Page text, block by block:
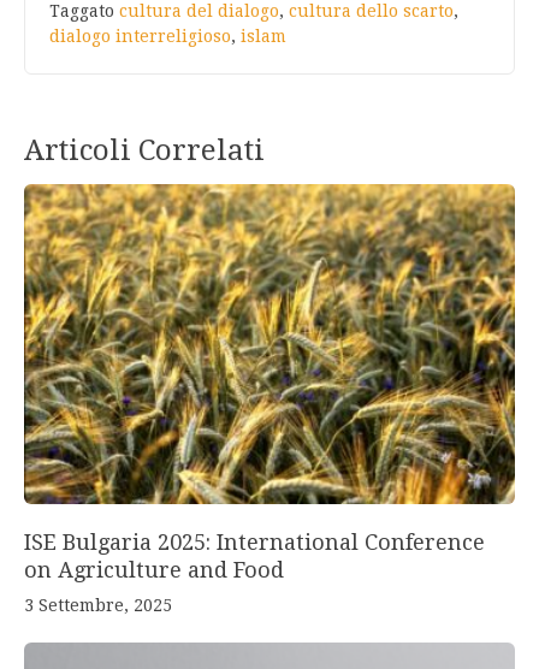
Taggato cultura del dialogo, cultura dello scarto,
dialogo interreligioso, islam
Articoli Correlati
ISE Bulgaria 2025: International Conference
on Agriculture and Food
3 Settembre, 2025